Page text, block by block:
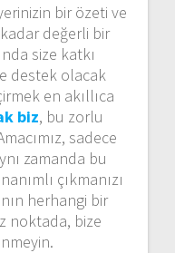
bir özeti ve
değerli bir
size katkı
destek olacak
en akıllıca
biz, bu zorlu
sadece
zamanda bu
çıkmanızı
nın herhangi bir
noktada, bize